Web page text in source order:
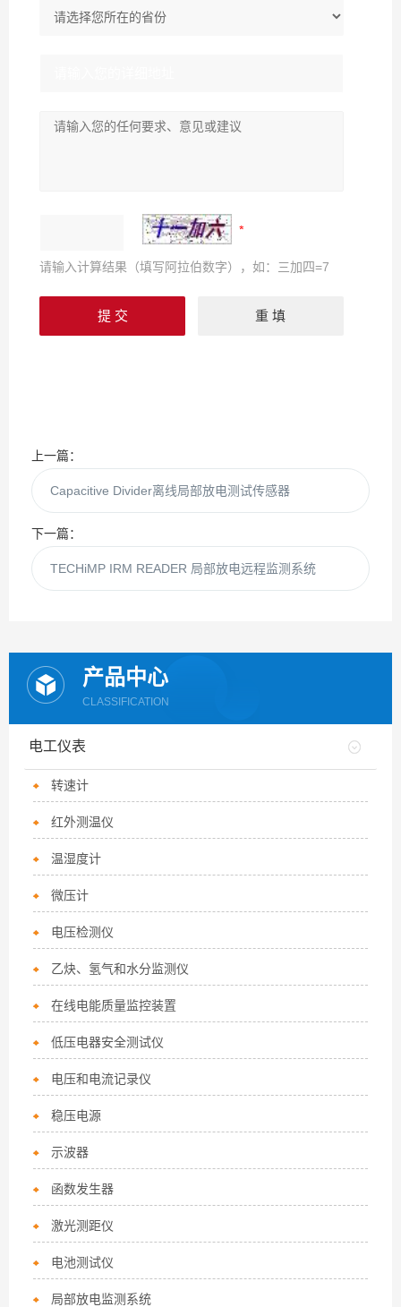
请输入计算结果（填写阿拉伯数字），如：三加四=7
上一篇：
Capacitive Divider离线局部放电测试传感器
下一篇：
TECHiMP IRM READER 局部放电远程监测系统
产品中心
CLASSIFICATION
电工仪表
转速计
红外测温仪
温湿度计
微压计
电压检测仪
乙炔、氢气和水分监测仪
在线电能质量监控装置
低压电器安全测试仪
电压和电流记录仪
稳压电源
示波器
函数发生器
激光测距仪
电池测试仪
局部放电监测系统